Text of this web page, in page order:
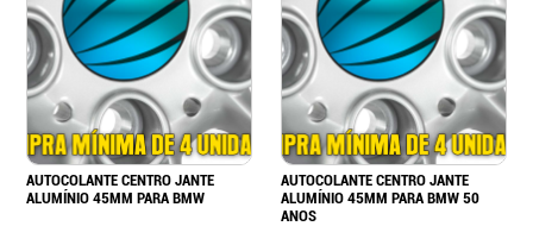
AUTOCOLANTE CENTRO JANTE
ALUMÍNIO 45MM PARA BMW
AUTOCOLANTE CENTRO JANTE
ALUMÍNIO 45MM PARA BMW 50
ANOS
Continuar a comprar
Ir para o carrinho